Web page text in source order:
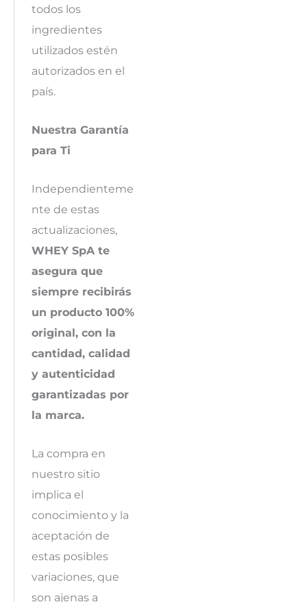
todos los
ingredientes
utilizados estén
autorizados en el
país.
Nuestra Garantía
para Ti
Independienteme
nte de estas
actualizaciones,
WHEY SpA te
asegura que
siempre recibirás
un producto 100%
original, con la
cantidad, calidad
y autenticidad
garantizadas por
la marca.
La compra en
nuestro sitio
implica el
conocimiento y la
aceptación de
estas posibles
variaciones, que
son ajenas a